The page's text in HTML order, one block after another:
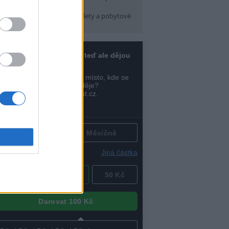
Farma CityCamp
(Tábory, výlety a pobytové
Praha 10 )